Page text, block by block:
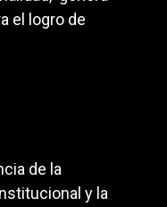
el logro de
de la
y la